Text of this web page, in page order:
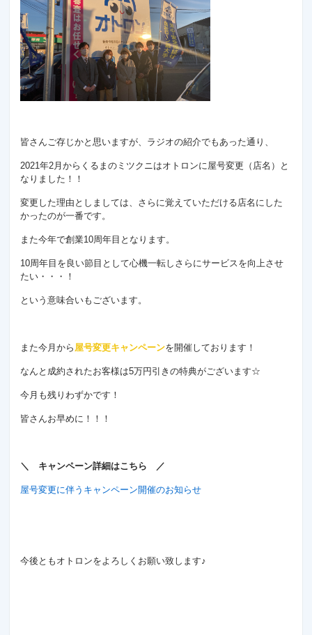
皆さんご存じかと思いますが、ラジオの紹介でもあった通り、
2021年2月からくるまのミツクニはオトロンに屋号変更（店名）と
なりました！！
変更した理由としましては、さらに覚えていただける店名にした
かったのが一番です。
また今年で創業10周年目となります。
10周年目を良い節目として心機一転しさらにサービスを向上させ
たい・・・！
という意味合いもございます。
また今月から 屋号変更キャンペーンを開催しております！
なんと成約されたお客様は5万円引きの特典がございます☆
今月も残りわずかです！
皆さんお早めに！！！
＼ キャンペーン詳細はこちら ／
屋号変更に伴うキャンペーン開催のお知らせ
今後ともオトロンをよろしくお願い致します♪